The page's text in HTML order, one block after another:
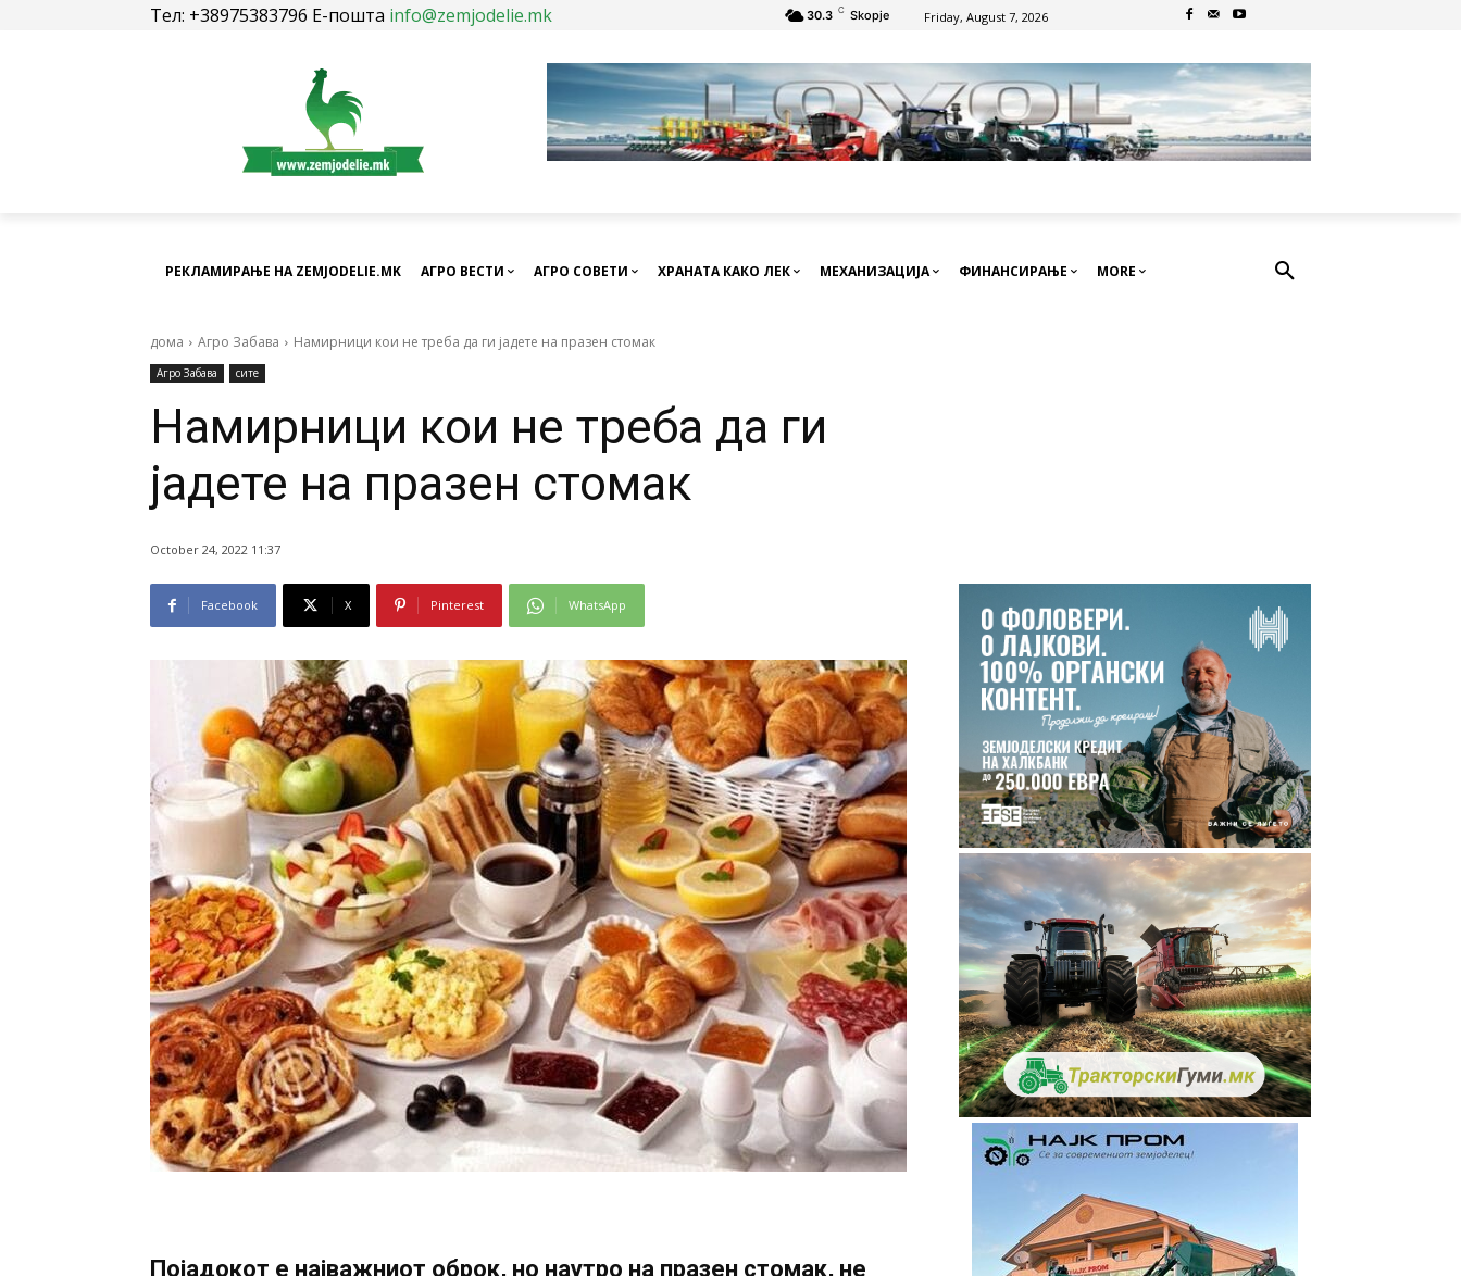
Тел: +38975383796 Е-пошта info@zemjodelie.mk 30.3 C Skopje Friday, August 7, 2026
РЕКЛАМИРАЊЕ НА ZEMJODELIE.MK АГРО ВЕСТИ АГРО СОВЕТИ ХРАНАТА КАКО ЛЕК МЕХАНИЗАЦИЈА ФИНАНСИРАЊЕ MORE
дома Агро Забава Намирници кои не треба да ги јадете на празен стомак
Агро Забава сите
Намирници кои не треба да ги
јадете на празен стомак
October 24, 2022 11:37
Facebook X Pinterest WhatsApp
Појадокот е најважниот оброк, но наутро на празен стомак, не